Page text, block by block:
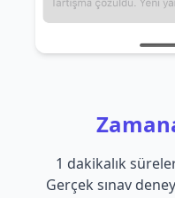
1 dakikalık
Gerçek sınav